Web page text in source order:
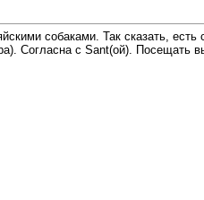
собаками. Так сказать, есть
Согласна с Sant(oй). Посещать